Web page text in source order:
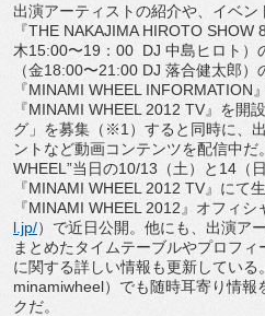
出演アーティストの紹介や、イベン
『THE NAKAJIMA HIROTO
木15:00〜19：00 DJ 中島ヒロト）
（金18:00〜21:00 DJ 落合健太郎
『MINAMI WHEEL INFORMATION
『MINAMI WHEEL 2012 TV』を開
グ」を募集（※1）すると同時に、
ントなど動画コンテンツを配信中だ
WHEEL”当日の10/13（土）と14（
『MINAMI WHEEL 2012 TV』にて
『MINAMI WHEEL 2012』オフィシ
l.jp/）で近日公開。他にも、出演ア
まとめたタイムテーブルやプロフ
に関する詳しい情報も更新している
minamiwheel）でも随時耳寄り情報
クだ。